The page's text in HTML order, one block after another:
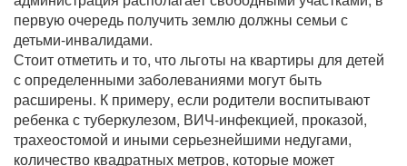
первую очередь получить землю должны семьи с
детьми-инвалидами.
Стоит отметить и то, что льготы на квартиры для детей
с определенными заболеваниями могут быть
расширены. К примеру, если родители воспитывают
ребенка с туберкулезом, ВИЧ-инфекцией, проказой,
трахеостомой и иными серьезнейшими недугами,
количество квадратных метров, которые может